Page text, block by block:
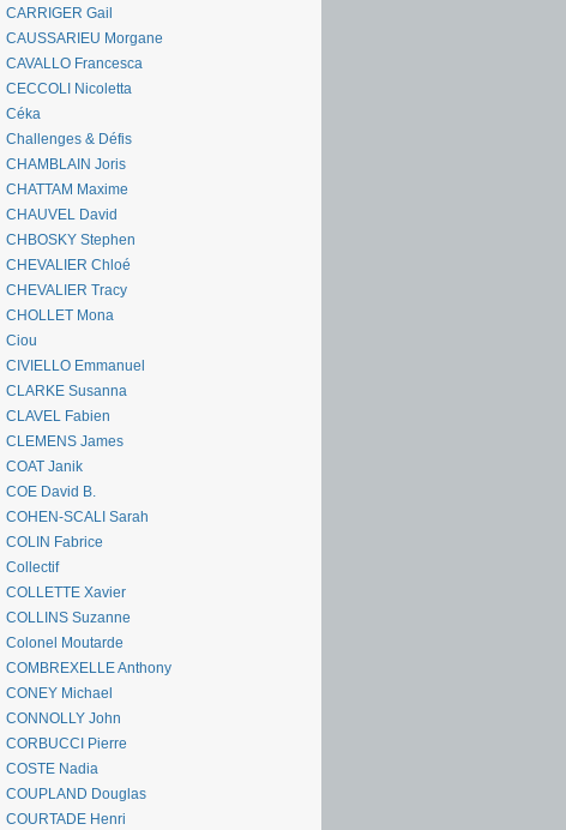
CARRIGER Gail
CAUSSARIEU Morgane
CAVALLO Francesca
CECCOLI Nicoletta
Céka
Challenges & Défis
CHAMBLAIN Joris
CHATTAM Maxime
CHAUVEL David
CHBOSKY Stephen
CHEVALIER Chloé
CHEVALIER Tracy
CHOLLET Mona
Ciou
CIVIELLO Emmanuel
CLARKE Susanna
CLAVEL Fabien
CLEMENS James
COAT Janik
COE David B.
COHEN-SCALI Sarah
COLIN Fabrice
Collectif
COLLETTE Xavier
COLLINS Suzanne
Colonel Moutarde
COMBREXELLE Anthony
CONEY Michael
CONNOLLY John
CORBUCCI Pierre
COSTE Nadia
COUPLAND Douglas
COURTADE Henri